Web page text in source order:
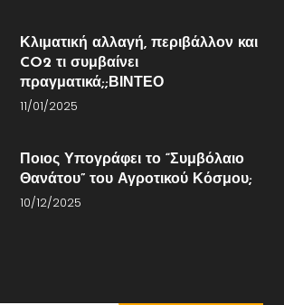
Κλιματική αλλαγή, περιβάλλον και
CO2 τι συμβαίνει
πραγματικά;;ΒΙΝΤΕΟ
11/01/2025
Ποιος Υπογράφει το “Συμβόλαιο
Θανάτου” του Αγροτικού Κόσμου;
10/12/2025